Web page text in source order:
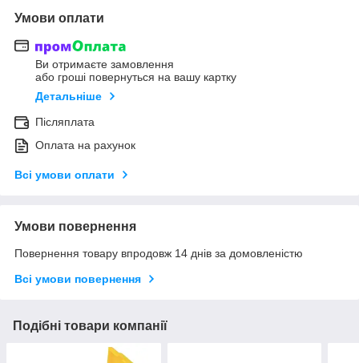
Умови оплати
Ви отримаєте замовлення
або гроші повернуться на вашу картку
Детальніше
Післяплата
Оплата на рахунок
Всі умови оплати
Умови повернення
Повернення товару впродовж 14 днів за домовленістю
Всі умови повернення
Подібні товари компанії